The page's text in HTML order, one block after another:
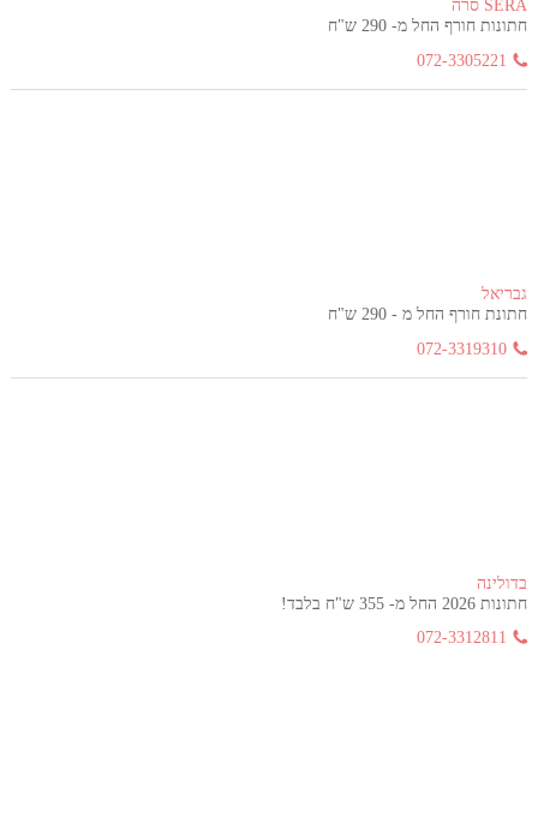
SERA סרה
חתונות חורף החל מ- 290 ש"ח
072-3305221
גבריאל
חתונת חורף החל מ - 290 ש"ח
072-3319310
בדולינה
חתונות 2026 החל מ- 355 ש"ח בלבד!
072-3312811